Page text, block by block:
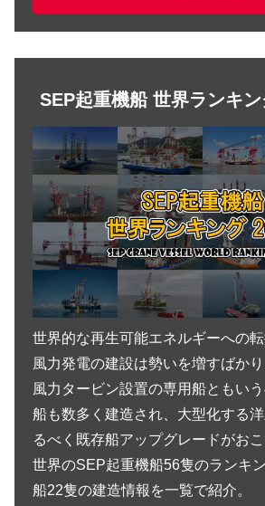
Vessel Details -船舶明細-
吊上能力 320トン吊
長さ 53.0m
幅 30.0m